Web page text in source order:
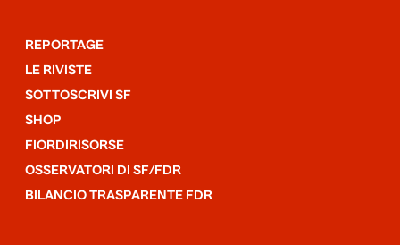
REPORTAGE
LE RIVISTE
SOTTOSCRIVI SF
SHOP
FIORDIRISORSE
OSSERVATORI DI SF/FDR
BILANCIO TRASPARENTE FDR